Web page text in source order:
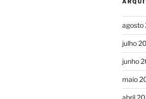
agosto
julho
junho
maio